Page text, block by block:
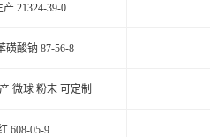
21324-39-0
磺酸钠 87-56-8
微球 粉末 可定制
608-05-9